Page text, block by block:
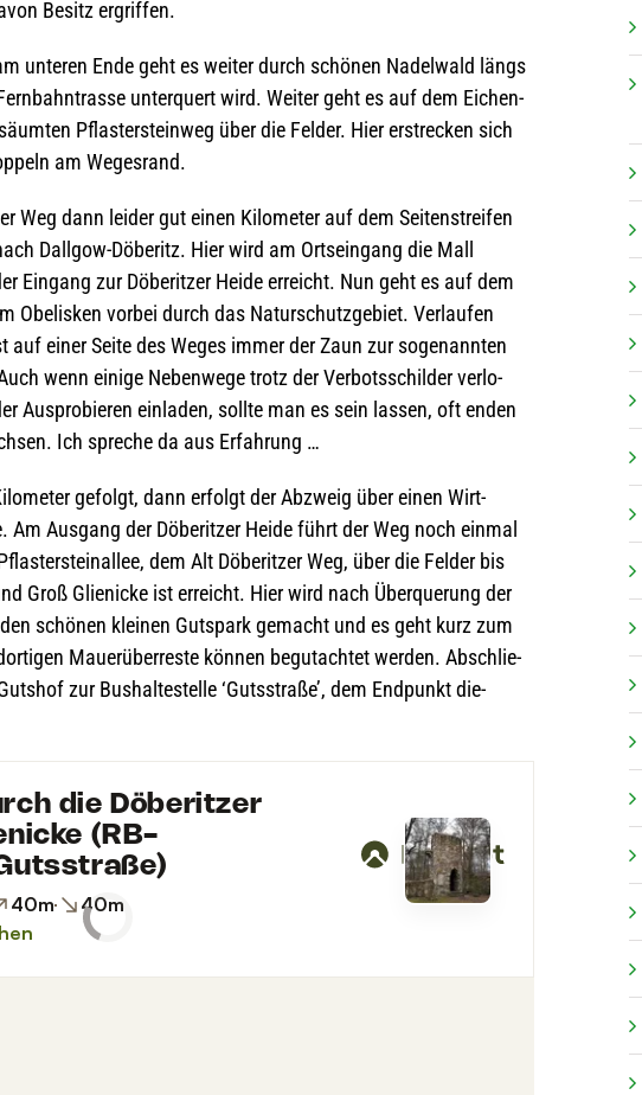
Besitz ergriffen.
unte­ren Ende geht es wei­ter durch schö­nen Nadel­wald längs
unter­quert wird. Wei­ter geht es auf dem Eichen­
Pflas­ter­stein­weg über die Fel­der. Hier erstre­cken sich
am Wegesrand.
Weg dann lei­der gut einen Kilo­me­ter auf dem Sei­ten­strei­fen
Dall­gow-Döbe­ritz. Hier wird am Orts­ein­gang die Mall
Ein­gang zur Döbe­rit­zer Heide erreicht. Nun geht es auf dem
Obe­lis­ken vor­bei durch das Natur­schutz­ge­biet. Ver­lau­fen
einer Seite des Weges immer der Zaun zur soge­nann­ten
wenn einige Neben­wege trotz der Ver­bots­schil­der ver­lo­
Aus­pro­bie­ren ein­la­den, sollte man es sein las­sen, oft enden
Ich spre­che da aus Erfahrung …
gefolgt, dann erfolgt der Abzweig über einen Wirt­
Aus­gang der Döbe­rit­zer Heide führt der Weg noch ein­mal
dem Alt Döbe­rit­zer Weg, über die Fel­der bis
Groß Glie­ni­cke ist erreicht. Hier wird nach Über­que­rung der
schö­nen klei­nen Guts­park gemacht und es geht kurz zum
Mau­er­über­reste kön­nen begut­ach­tet wer­den. Abschlie­
zur Bus­hal­te­stelle ‘Guts­straße’, dem End­punkt die­